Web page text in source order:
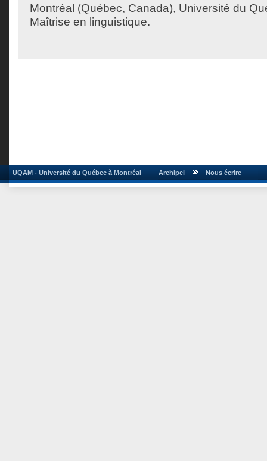
Montréal (Québec, Canada), Université du
Maîtrise en linguistique.
UQAM - Université du Québec à Montréal Archipel Nous écrire